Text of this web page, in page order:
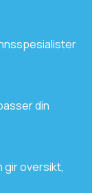
din
gir oversikt,